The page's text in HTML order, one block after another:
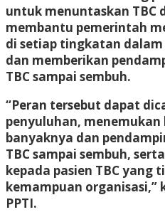
untuk menuntaskan TBC
membantu pemerintah
di setiap tingkatan dalam
dan memberikan
TBC sampai sembuh.
“Peran tersebut dapat
penyuluhan, menemukan
banyaknya dan
TBC sampai sembuh,
kepada pasien TBC yang
kemampuan organisasi,”
PPTI.